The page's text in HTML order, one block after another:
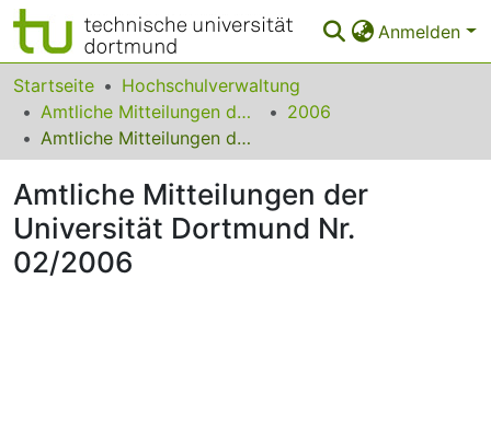
Anmelden
Bereiche & Sammlungen
Das gesamte Repositorium
FAQ
Leitlinien
Startseite
Hochschulverwaltung
Amtliche Mitteilungen der Technischen Universität Dortmund
2006
Amtliche Mitteilungen der Universität Dortmund Nr. 02/2006
Amtliche Mitteilungen der
Universität Dortmund Nr.
02/2006